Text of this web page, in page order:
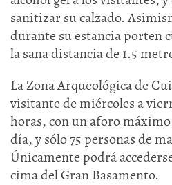
sanitizar su calzado.
durante su estancia porten
la sana distancia de 1.5
La Zona Arqueológica de
visitante de miércoles a
horas, con un aforo máximo
día, y sólo 75 personas de
Únicamente podrá
cima del Gran Basamento.